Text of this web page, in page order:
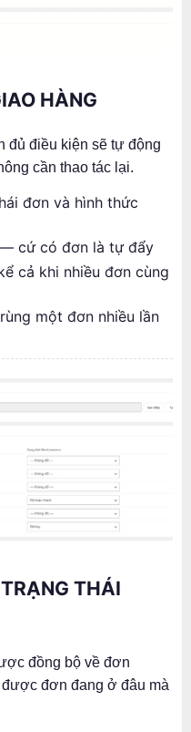
HÀNG
đủ điều kiện sẽ tự động
cần thao tác lại.
đơn và hình thức
— cứ có đơn là tự đẩy
cả khi nhiều đơn cùng
một đơn nhiều lần
THÁI
đồng bộ về đơn
đơn đang ở đâu mà